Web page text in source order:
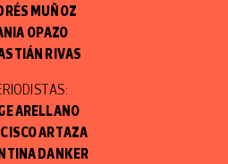
MUÑOZ
OPAZO
RIVAS
ARELLANO
ARTAZA
DANKER